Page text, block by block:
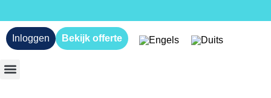
Inloggen Bekijk offerte